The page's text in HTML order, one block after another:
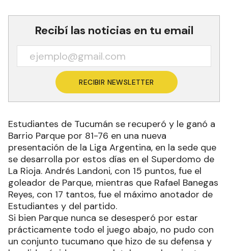
Recibí las noticias en tu email
RECIBIR NEWSLETTER
Estudiantes de Tucumán se recuperó y le ganó a
Barrio Parque por 81-76 en una nueva
presentación de la Liga Argentina, en la sede que
se desarrolla por estos días en el Superdomo de
La Rioja. Andrés Landoni, con 15 puntos, fue el
goleador de Parque, mientras que Rafael Banegas
Reyes, con 17 tantos, fue el máximo anotador de
Estudiantes y del partido.
Si bien Parque nunca se desesperó por estar
prácticamente todo el juego abajo, no pudo con
un conjunto tucumano que hizo de su defensa y